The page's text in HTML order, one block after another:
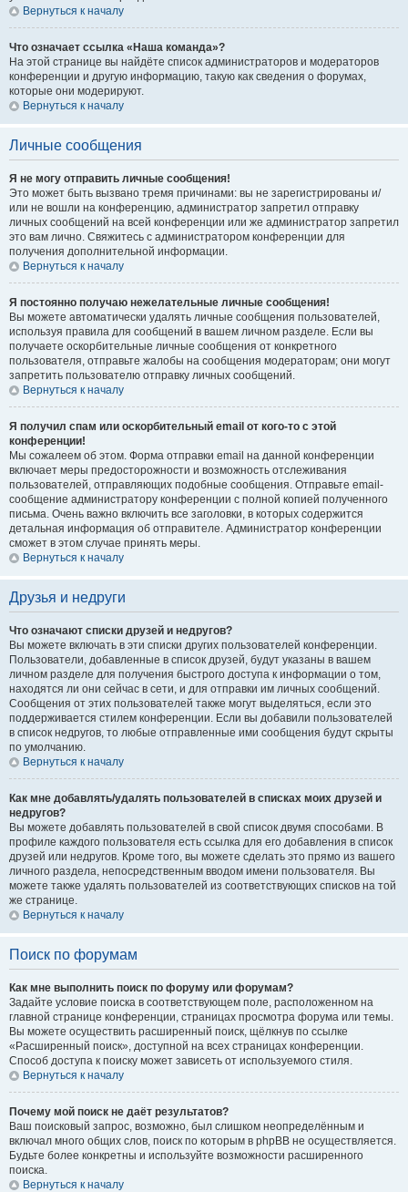
Вернуться к началу
Что означает ссылка «Наша команда»?
На этой странице вы найдёте список администраторов и модераторов
конференции и другую информацию, такую как сведения о форумах,
которые они модерируют.
Вернуться к началу
Личные сообщения
Я не могу отправить личные сообщения!
Это может быть вызвано тремя причинами: вы не зарегистрированы и/
или не вошли на конференцию, администратор запретил отправку
личных сообщений на всей конференции или же администратор запретил
это вам лично. Свяжитесь с администратором конференции для
получения дополнительной информации.
Вернуться к началу
Я постоянно получаю нежелательные личные сообщения!
Вы можете автоматически удалять личные сообщения пользователей,
используя правила для сообщений в вашем личном разделе. Если вы
получаете оскорбительные личные сообщения от конкретного
пользователя, отправьте жалобы на сообщения модераторам; они могут
запретить пользователю отправку личных сообщений.
Вернуться к началу
Я получил спам или оскорбительный email от кого-то с этой
конференции!
Мы сожалеем об этом. Форма отправки email на данной конференции
включает меры предосторожности и возможность отслеживания
пользователей, отправляющих подобные сообщения. Отправьте email-
сообщение администратору конференции с полной копией полученного
письма. Очень важно включить все заголовки, в которых содержится
детальная информация об отправителе. Администратор конференции
сможет в этом случае принять меры.
Вернуться к началу
Друзья и недруги
Что означают списки друзей и недругов?
Вы можете включать в эти списки других пользователей конференции.
Пользователи, добавленные в список друзей, будут указаны в вашем
личном разделе для получения быстрого доступа к информации о том,
находятся ли они сейчас в сети, и для отправки им личных сообщений.
Сообщения от этих пользователей также могут выделяться, если это
поддерживается стилем конференции. Если вы добавили пользователей
в список недругов, то любые отправленные ими сообщения будут скрыты
по умолчанию.
Вернуться к началу
Как мне добавлять/удалять пользователей в списках моих друзей и
недругов?
Вы можете добавлять пользователей в свой список двумя способами. В
профиле каждого пользователя есть ссылка для его добавления в список
друзей или недругов. Кроме того, вы можете сделать это прямо из вашего
личного раздела, непосредственным вводом имени пользователя. Вы
можете также удалять пользователей из соответствующих списков на той
же странице.
Вернуться к началу
Поиск по форумам
Как мне выполнить поиск по форуму или форумам?
Задайте условие поиска в соответствующем поле, расположенном на
главной странице конференции, страницах просмотра форума или темы.
Вы можете осуществить расширенный поиск, щёлкнув по ссылке
«Расширенный поиск», доступной на всех страницах конференции.
Способ доступа к поиску может зависеть от используемого стиля.
Вернуться к началу
Почему мой поиск не даёт результатов?
Ваш поисковый запрос, возможно, был слишком неопределённым и
включал много общих слов, поиск по которым в phpBB не осуществляется.
Будьте более конкретны и используйте возможности расширенного
поиска.
Вернуться к началу